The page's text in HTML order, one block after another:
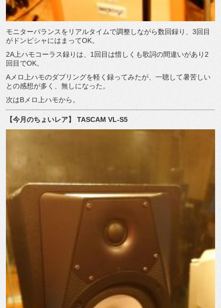
モニターバランスをリアルタイムで調整しながら数回録り、 3回目
がドンピシャにはまってOK。
2A 上ハモコーラス録りは、 1 回目は惜しくも歌詞の間違いがあり 2
回目でOK。
A メロ上ハモのダブリングを軽く録ってみたが、一聴して暑苦しい
との感想が多く、無しになった。
次はB メロ上ハモから。
【今月のちょいレア】 TASCAM VL-S5